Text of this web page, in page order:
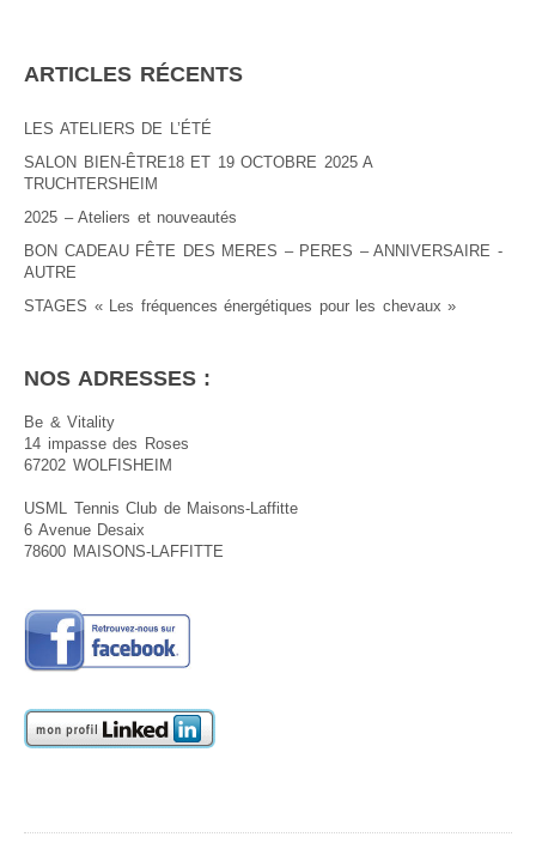
ARTICLES RÉCENTS
LES ATELIERS DE L’ÉTÉ
SALON BIEN-ÊTRE18 ET 19 OCTOBRE 2025 A
TRUCHTERSHEIM
2025 – Ateliers et nouveautés
BON CADEAU FÊTE DES MERES – PERES – ANNIVERSAIRE -
AUTRE
STAGES « Les fréquences énergétiques pour les chevaux »
NOS ADRESSES :
Be & Vitality
14 impasse des Roses
67202 WOLFISHEIM
USML Tennis Club de Maisons-Laffitte
6 Avenue Desaix
78600 MAISONS-LAFFITTE